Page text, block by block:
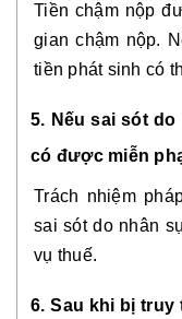
Tiền chậm nộp
gian chậm nộp.
tiền phát sinh có
5. Nếu sai sót
có được miễn
Trách nhiệm
sai sót do nhân
vụ thuế.
6. Sau khi bị truy